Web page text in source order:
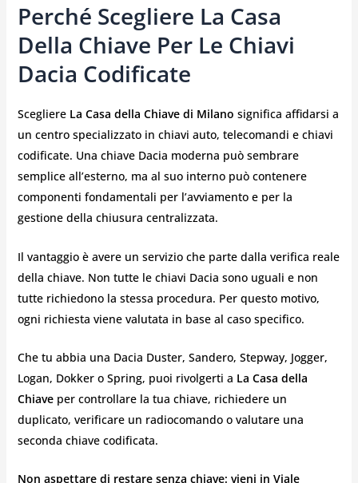
Perché Scegliere La Casa
Della Chiave Per Le Chiavi
Dacia Codificate
Scegliere La Casa della Chiave di Milano significa affidarsi a
un centro specializzato in chiavi auto, telecomandi e chiavi
codificate. Una chiave Dacia moderna può sembrare
semplice all’esterno, ma al suo interno può contenere
componenti fondamentali per l’avviamento e per la
gestione della chiusura centralizzata.
Il vantaggio è avere un servizio che parte dalla verifica reale
della chiave. Non tutte le chiavi Dacia sono uguali e non
tutte richiedono la stessa procedura. Per questo motivo,
ogni richiesta viene valutata in base al caso specifico.
Che tu abbia una Dacia Duster, Sandero, Stepway, Jogger,
Logan, Dokker o Spring, puoi rivolgerti a La Casa della
Chiaveper controllare la tua chiave, richiedere un
duplicato, verificare un radiocomando o valutare una
seconda chiave codificata.
Non aspettare di restare senza chiave: vieni in Viale